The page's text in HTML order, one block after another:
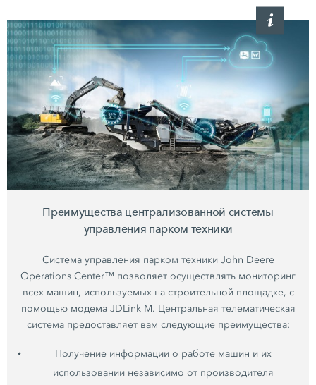
Преимущества централизованной системы
управления парком техники
Система управления парком техники John Deere
Operations Center™ позволяет осуществлять мониторинг
всех машин, используемых на строительной площадке, с
помощью модема JDLink M. Центральная телематическая
система предоставляет вам следующие преимущества:
Получение информации о работе машин и их
использовании независимо от производителя